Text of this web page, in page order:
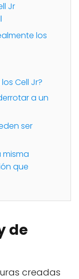
Jr
los
Cell Jr?
a un
ser
misma
que
de
creadas